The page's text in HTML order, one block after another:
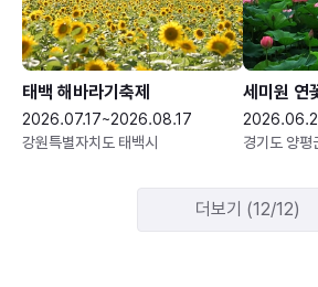
태백 해바라기축제
2026.07.17~2026.08.17
강원특별자치도 태백시
세미원 연
경기도 양평
더보기 (12/12)